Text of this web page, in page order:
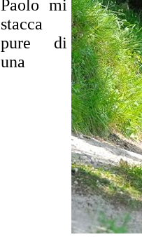
Paolo mi
stacca
pure di
una